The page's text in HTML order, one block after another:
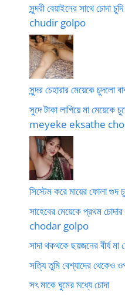
সুন্দরী বেয়াইনের সাথে
chudir golpo
সুন্দর চেহারার মেয়েকে চুদলো
সুদে টাকা লাগিয়ে মা
meyeke eksathe
সিস্টেম করে মায়ের ফোলা গুদ
সাহেবের মেয়েকে প্রথম
chodar golpo
সাদা থকথকে ছয়জনের বীর্য মা
সত্যি তুমি বেশ্যাদের থেকেও
সৎ মাকে ঘুমের মধ্যে চোদা